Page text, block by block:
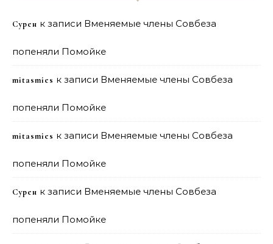
Сурен к записи Вменяемые члены Совбеза
попеняли Помойке
mitasmies к записи Вменяемые члены Совбеза
попеняли Помойке
mitasmies к записи Вменяемые члены Совбеза
попеняли Помойке
Сурен к записи Вменяемые члены Совбеза
попеняли Помойке